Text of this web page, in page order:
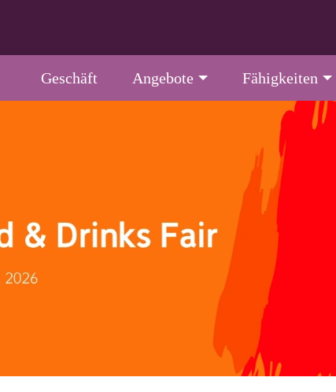
Geschäft Angebote Fähigkeiten